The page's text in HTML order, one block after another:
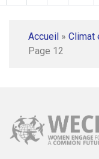
Accueil » Climat
Page 12